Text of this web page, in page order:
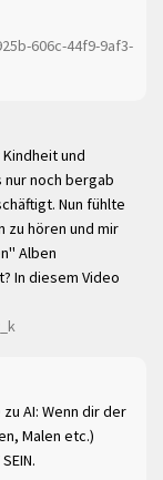
606c-44f9-9af3-
und
noch bergab
Nun fühlte
zu hören und mir
Alben
In diesem Video
AI: Wenn dir der
Malen etc.)